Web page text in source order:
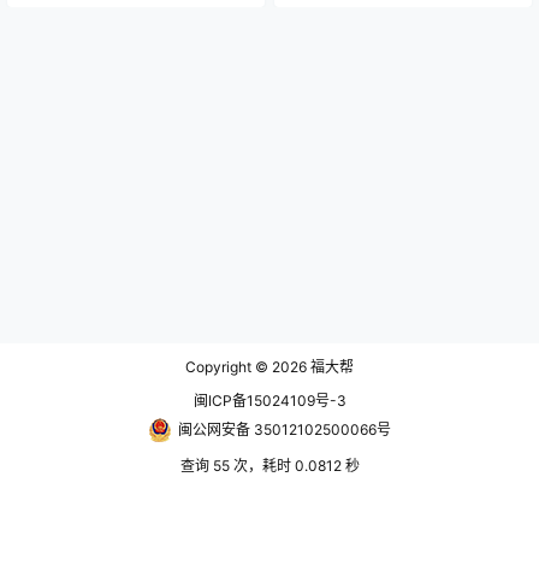
Copyright © 2026 福大帮
闽ICP备15024109号-3
闽公网安备 35012102500066号
查询 55 次，耗时 0.0812 秒